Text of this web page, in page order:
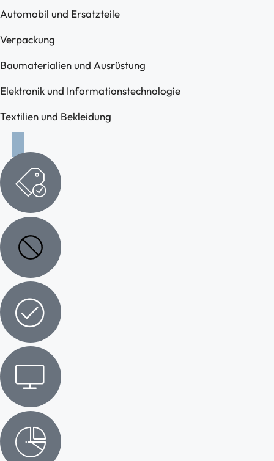
Automobil und Ersatzteile
Verpackung
Baumaterialien und Ausrüstung
Elektronik und Informationstechnologie
Textilien und Bekleidung